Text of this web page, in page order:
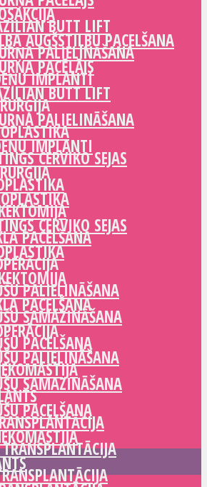
BUTT LIFT
PALIELINĀŠANA
IMPLANTI
CERVIKO SEJAS
PACELŠANA
PALIELINĀŠANA
SAMAZINĀŠANA
PACELŠANA
AUGŠSTILBU PACELŠANA
PACĒLĀJS
BUTT LIFT
PALIELINĀŠANA
IMPLANTI
CERVIKO SEJAS
PACELŠANA
PALIELINĀŠANA
SAMAZINĀŠANA
PACELŠANA